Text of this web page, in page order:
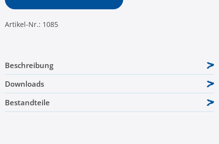
Artikel-Nr.: 1085
Beschreibung
Downloads
Bestandteile